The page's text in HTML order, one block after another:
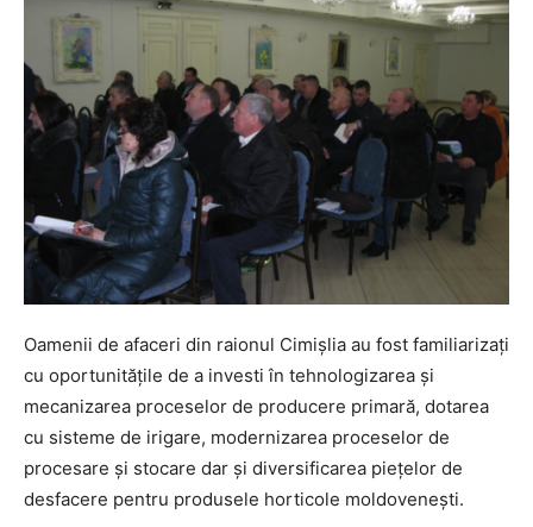
Oamenii de afaceri din raionul Cimișlia au fost familiarizați
cu oportunitățile de a investi în tehnologizarea şi
mecanizarea proceselor de producere primară, dotarea
cu sisteme de irigare, modernizarea proceselor de
procesare și stocare dar şi diversificarea pieţelor de
desfacere pentru produsele horticole moldoveneşti.